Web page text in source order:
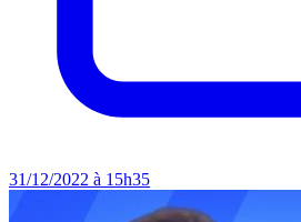
31/12/2022 à 15h35